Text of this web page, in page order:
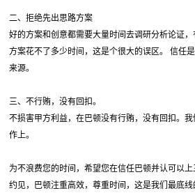
二、拒绝先出思路方案
好的方案和创意都需要大量时间去调研分析论证
方案花不了多少时间，这是个很大的误区。 信任
来源。
三、不行贿，没有回扣。
不损害甲方利益，在巴顿没有行贿，没有回扣。
作上。
为不浪费您的时间，希望您在信任巴顿并认可以
约见，巴顿注重高效，尊重时间，这是我们最底线